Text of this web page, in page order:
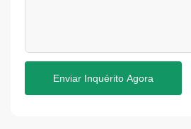
Enviar Inquérito Agora